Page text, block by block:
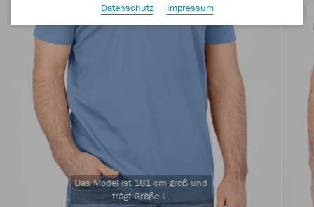
Das Model ist 181 cm groß und
trägt Größe L.
Datenschutz
Impressum